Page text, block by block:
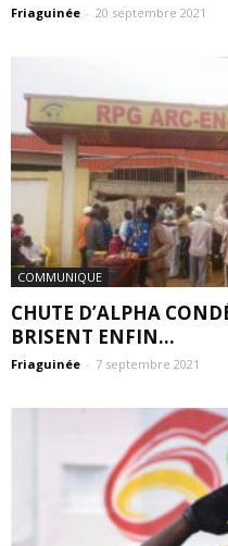
Friaguinée - 20 septembre 2021
COMMUNIQUE
CHUTE D’ALPHA
BRISENT ENFIN...
Friaguinée - 7 septembre 2021